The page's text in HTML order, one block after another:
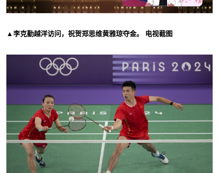
▲李克勤越洋访问，祝贺郑思维黄雅琼夺金。 电视截图